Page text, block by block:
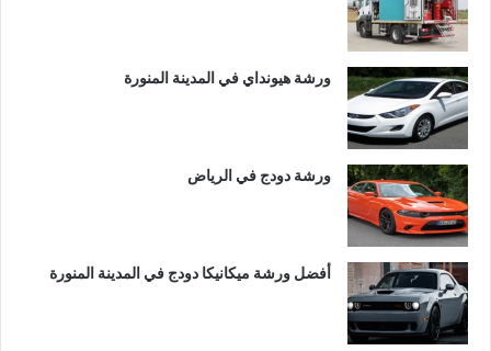
ورشة هيونداي في المدينة المنورة
ورشة دودج في الرياض
أفضل ورشة ميكانيكا دودج في المدينة المنورة